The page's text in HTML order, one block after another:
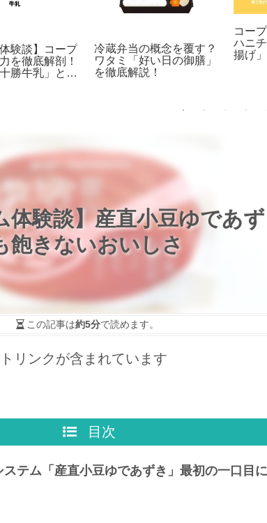
体験談】コープ
を徹底解剖！
勝牛乳」との
冷蔵弁当の概念を覆す？
ワタミ「好い日の御膳」
を徹底解説！
コー
ハニ
揚げ
体験談】産直小豆ゆであ
飽きないおいしさ
この記事は約5分で読めます。
リンクが含まれています
目次
テム「産直小豆ゆであずき」最初の一口目